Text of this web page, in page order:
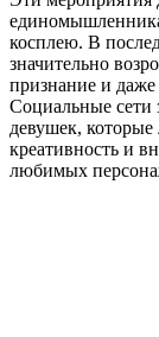
косплею. В
значительно
признание и даже
Социальные сети
девушек,
креативность и
любимых